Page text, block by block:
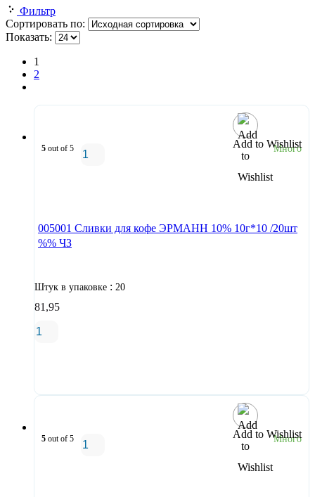
Фильтр
Сортировать по:
Показать:
1
2
Add to Wishlist
5 out of 5 Много
005001 Сливки для кофе ЭРМАНН 10% 10г*10 /20шт
%% ЧЗ
Штук в упаковке : 20
81,95
Add to Wishlist
5 out of 5 Много